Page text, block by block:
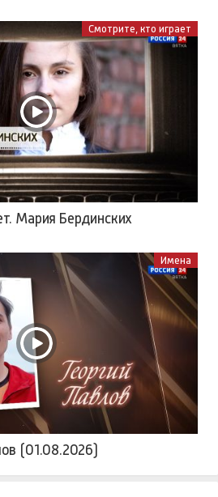
Смотрите, кто играет
Мария Бердинских
Имена
(01.08.2026)